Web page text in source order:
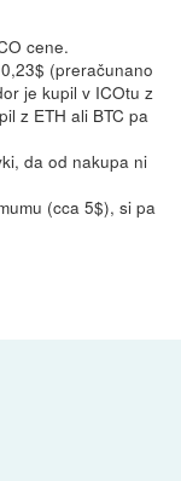
cene.
(preračunano
je kupil v ICOtu z
z ETH ali BTC pa
da od nakupa ni
(cca 5$), si pa